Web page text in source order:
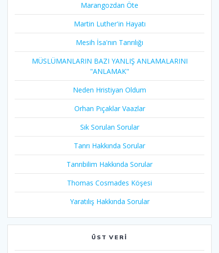
Marangozdan Öte
Martin Luther'in Hayatı​
Mesih İsa'nın Tanrılığı​
MÜSLÜMANLARIN BAZI YANLIŞ ANLAMALARINI
"ANLAMAK"
Neden Hristiyan Oldum​
Orhan Pıçaklar Vaazlar
Sık Sorulan Sorular
Tanrı Hakkında Sorular
Tanrıbilim Hakkında Sorular
Thomas Cosmades Köşesi
Yaratılış Hakkında Sorular
ÜST VERI